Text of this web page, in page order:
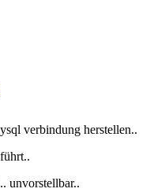
verbindung herstellen..
unvorstellbar..